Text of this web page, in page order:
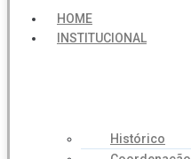
HOME
INSTITUCIONAL
Histórico